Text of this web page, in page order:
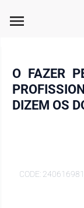
menu
O FAZER
DIZEM OS
CODE: 240616981